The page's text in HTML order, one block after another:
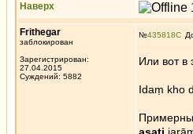
Наверх
Frithegar
заблокирован
Зарегистрирован:
27.04.2015
Суждений: 5882
№435818
Или вот в
Idaṃ kho